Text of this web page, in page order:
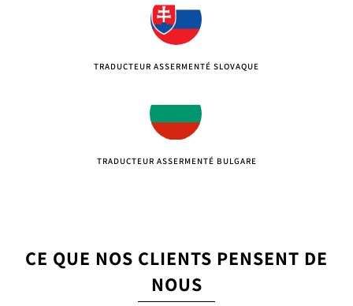
TRADUCTEUR ASSERMENTÉ SLOVAQUE
TRADUCTEUR ASSERMENTÉ BULGARE
CE QUE NOS CLIENTS PENSENT DE
NOUS